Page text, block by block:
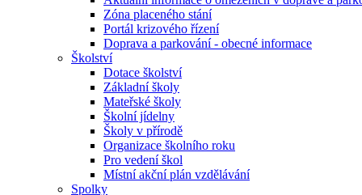
Zóna placeného stání
Portál krizového řízení
Doprava a parkování - obecné informace
Školství
Dotace školství
Základní školy
Mateřské školy
Školní jídelny
Školy v přírodě
Organizace školního roku
Pro vedení škol
Místní akční plán vzdělávání
Spolky